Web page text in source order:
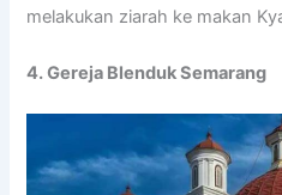
melakukan ziarah ke makan
4. Gereja Blenduk Semarang